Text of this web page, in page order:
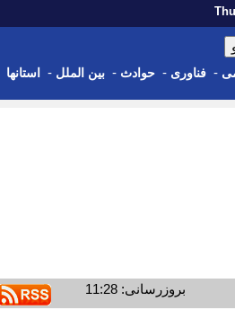
- فناوری - حوادث - بین الملل - استانها
بروزرسانی: 11:28